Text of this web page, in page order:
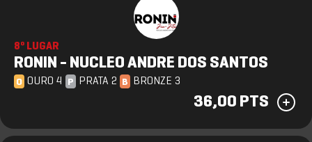
8º LUGAR
RONIN - NUCLEO ANDRE DOS SANTOS
O OURO 4 P PRATA 2 B BRONZE 3
36,00 PTS